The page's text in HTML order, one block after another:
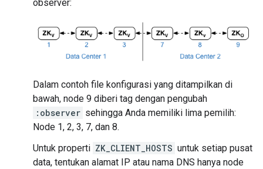
observer:
Dalam contoh file konfigurasi yang ditampilkan di
bawah, node 9 diberi tag dengan pengubah
:observer sehingga Anda memiliki lima pemilih:
Node 1, 2, 3, 7, dan 8.
Untuk properti ZK_CLIENT_HOSTS untuk setiap pusat
data, tentukan alamat IP atau nama DNS hanya node